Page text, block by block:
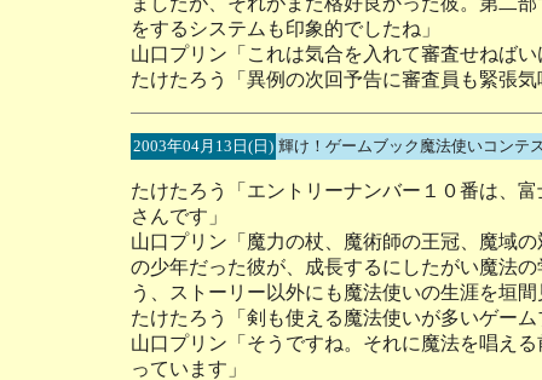
をするシステムも印象的でしたね」
山口プリン「これは気合を入れて審査せねば
たけたろう「異例の次回予告に審査員も緊張
2003年04月13日(日) 輝け！ゲームブック魔法使いコンテ
たけたろう「エントリーナンバー１０番は、
さんです」
山口プリン「魔力の杖、魔術師の王冠、魔域
の少年だった彼が、成長するにしたがい魔法
う、ストーリー以外にも魔法使いの生涯を垣
たけたろう「剣も使える魔法使いが多いゲー
山口プリン「そうですね。それに魔法を唱え
っています」